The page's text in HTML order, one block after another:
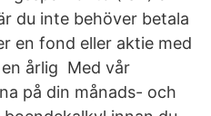
du inte behöver betala
en fond eller aktie med
årlig Med vår
på din månads- och